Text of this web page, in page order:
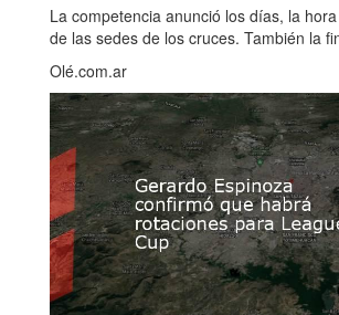
La competencia anunció los días, la
de las sedes de los cruces. También la
Olé.com.ar